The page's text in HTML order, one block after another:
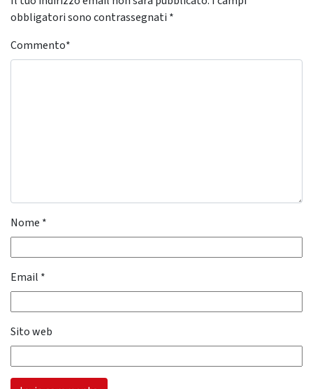
obbligatori sono contrassegnati *
Commento*
Nome *
Email *
Sito web